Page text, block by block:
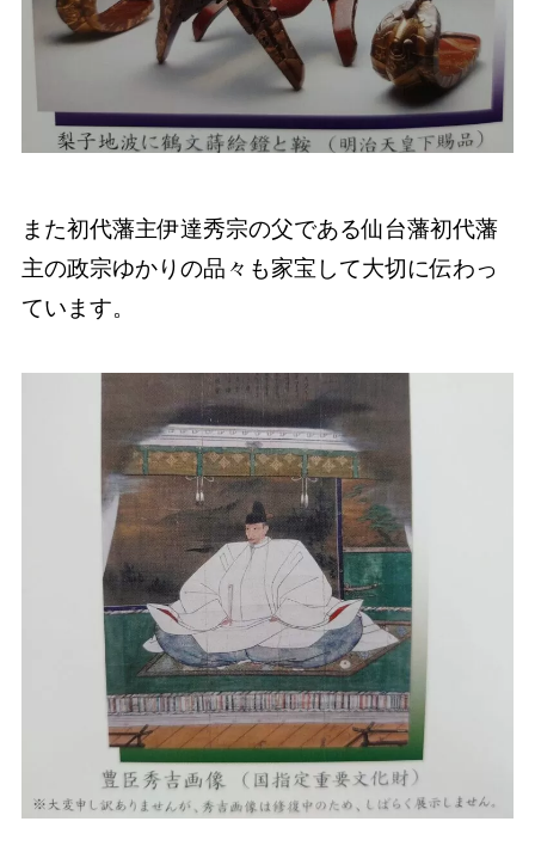
また初代藩主伊達秀宗の父である仙台藩初代藩
主の政宗ゆかりの品々も家宝して大切に伝わっ
ています。